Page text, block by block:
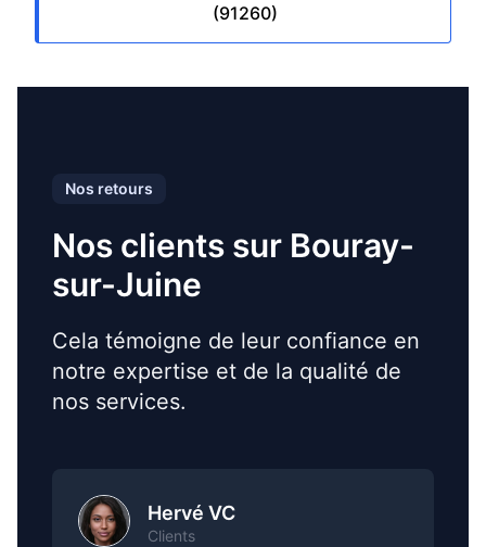
(91260)
Nos retours
Nos clients sur Bouray-
sur-Juine
Cela témoigne de leur confiance en
notre expertise et de la qualité de
nos services.
Hervé VC
Clients